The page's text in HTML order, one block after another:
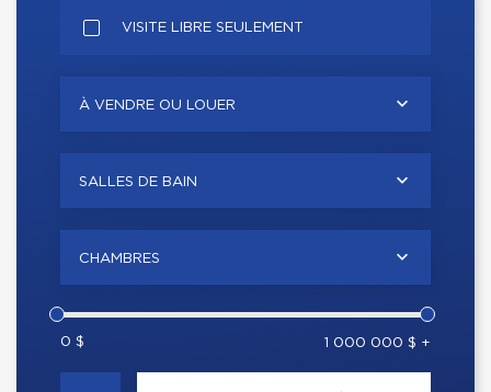
VISITE LIBRE SEULEMENT
À VENDRE OU LOUER
SALLES DE BAIN
CHAMBRES
0 $ 1 000 000 $ +